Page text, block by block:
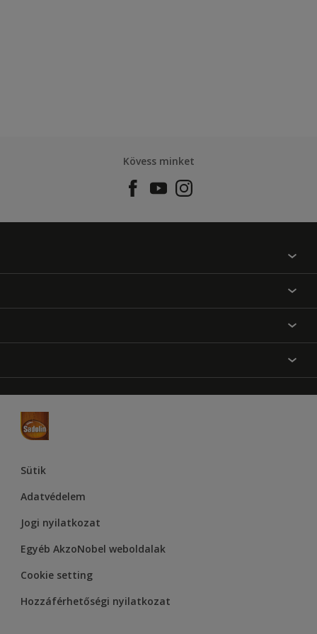
Kövess minket
Üzlet kereső
Inspiráció
Hozzáférhetőség
Dulux
Supralux
Sütik
Adatvédelem
Jogi nyilatkozat
Egyéb AkzoNobel weboldalak
Cookie setting
Hozzáférhetőségi nyilatkozat